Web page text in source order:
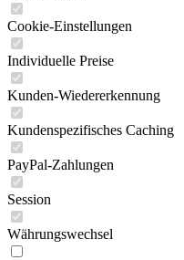
Cookie-Einstellungen
Individuelle Preise
Kunden-Wiedererkennung
Kundenspezifisches Caching
PayPal-Zahlungen
Session
Währungswechsel